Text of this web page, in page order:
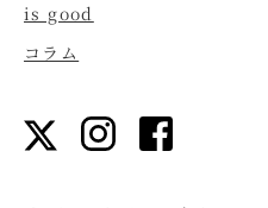
is good
コラム